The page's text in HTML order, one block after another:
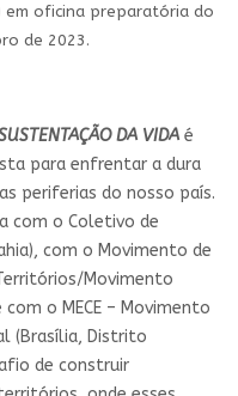
em oficina preparatória do
de 2023.
DA VIDAé
para enfrentar a dura
periferias do nosso país.
com o Coletivo de
com o Movimento de
Movimento
o MECE – Movimento
(Brasília, Distrito
de construir